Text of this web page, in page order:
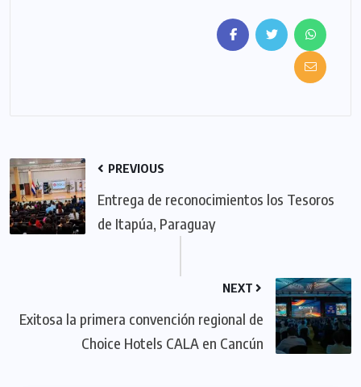
PREVIOUS
Entrega de reconocimientos los Tesoros
de Itapúa, Paraguay
NEXT
Exitosa la primera convención regional de
Choice Hotels CALA en Cancún